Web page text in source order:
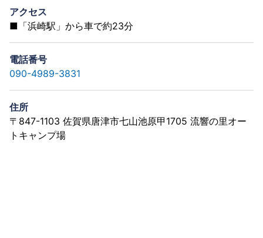
アクセス
■「浜崎駅」から車で約23分
電話番号
090-4989-3831
住所
〒847-1103 佐賀県唐津市七山池原甲1705 流響の里オー
トキャンプ場